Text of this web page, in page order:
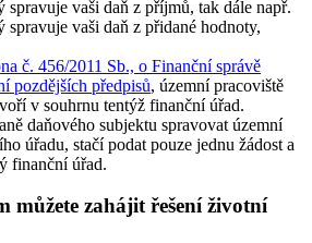
vaši daň z příjmů, tak dále např.
vaši daň z přidané hodnoty,
č. 456/2011 Sb., o Finanční správě
pozdějších předpisů, územní pracoviště
v souhrnu tentýž finanční úřad.
daňového subjektu spravovat územní
úřadu, stačí podat pouze jednu žádost a
finanční úřad.
můžete zahájit řešení životní